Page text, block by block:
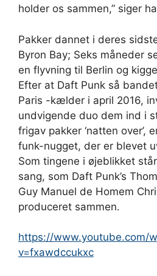
holder os sammen,” siger
Pakker dannet i deres
Byron Bay; Seks måneder
en flyvning til Berlin og
Efter at Daft Punk så
Paris -kælder i april 2016,
undvigende duo dem ind i
frigav pakker ‘natten over’,
funk-nugget, der er blevet
Som tingene i øjeblikket
sang, som Daft Punk’s
Guy Manuel de Homem
produceret sammen.
https://www.youtube.com/
v=fxawdccukxc